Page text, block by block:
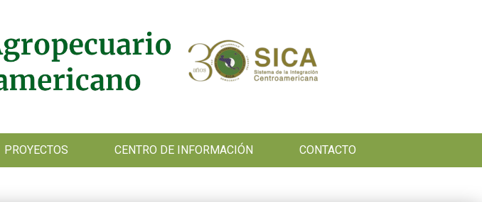
PROYECTOS CENTRO DE INFORMACIÓN CONTACTO